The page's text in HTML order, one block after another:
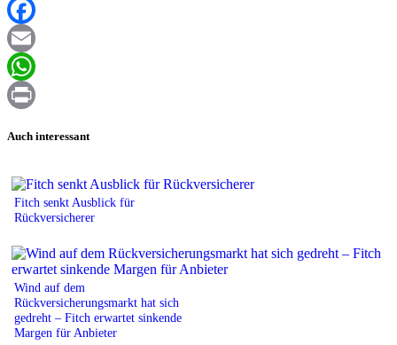
XING
Facebook
Email
WhatsApp
Auch interessant
Fitch senkt Ausblick für
Rückversicherer
Wind auf dem
Rückversicherungsmarkt hat sich
gedreht – Fitch erwartet sinkende
Margen für Anbieter